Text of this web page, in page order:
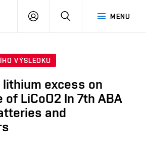
MENU
PŘIHLÁSIT
VÝSLEDKU
excess on
LiCoO2 In 7th ABA
and